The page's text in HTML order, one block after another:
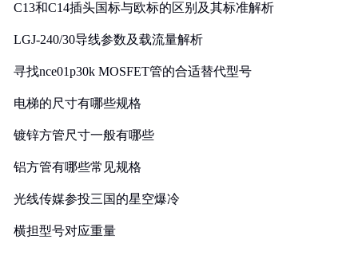
C13和C14插头国标与欧标的区别及其标准解析
LGJ-240/30导线参数及载流量解析
寻找nce01p30k MOSFET管的合适替代型号
电梯的尺寸有哪些规格
镀锌方管尺寸一般有哪些
铝方管有哪些常见规格
光线传媒参投三国的星空爆冷
横担型号对应重量